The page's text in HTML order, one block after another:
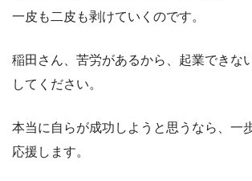
一皮も二皮も剥けていくのです。
稲田さん、苦労があるから、起業できな
してください。
本当に自らが成功しようと思うなら、一
応援します。